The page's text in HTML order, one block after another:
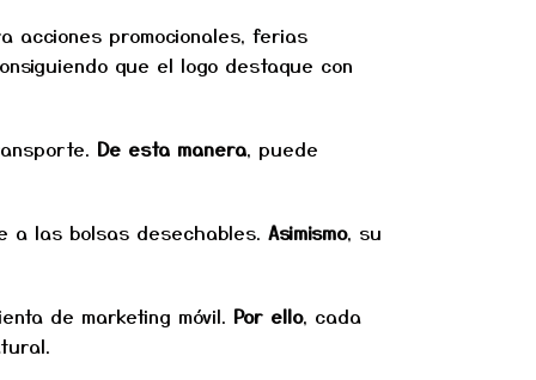
acciones promocionales, ferias
que el logo destaque con
De esta manera, puede
a las bolsas desechables. Asimismo, su
de marketing móvil. Por ello, cada